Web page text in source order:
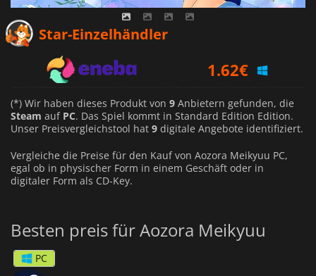
Star-Einzelhändler
1.62€
1.27€
(*) Wir haben dieses Produkt von 9 Anbietern gefunden, die
Steam auf PC. Das Spiel kommt in Standard Edition Edition.
Unser Preisvergleichstool hat 9 digitale Angebote identifiziert.
Vergleiche die Preise für den Kauf von Aozora Meikyuu PC,
egal ob in physischer Form in einem Geschäft oder in
digitaler Form als CD-Key.
Besten preis für Aozora Meikyuu
PC